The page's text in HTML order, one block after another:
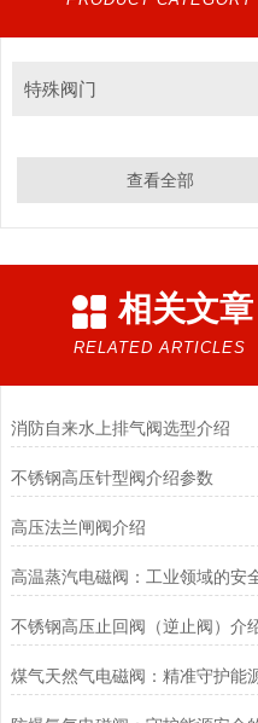
特殊阀门
查看全部
相关文章
RELATED ARTICLES
消防自来水上排气阀选型介绍
不锈钢高压针型阀介绍参数
高压法兰闸阀介绍
不锈钢高压止回阀（逆止阀）介